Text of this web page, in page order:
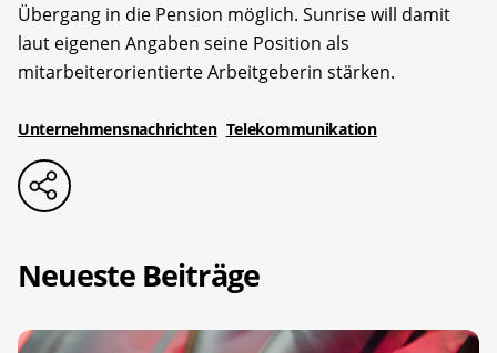
Übergang in die Pension möglich. Sunrise will damit
laut eigenen Angaben seine Position als
mitarbeiterorientierte Arbeitgeberin stärken.
Unternehmensnachrichten Telekommunikation
Neueste Beiträge